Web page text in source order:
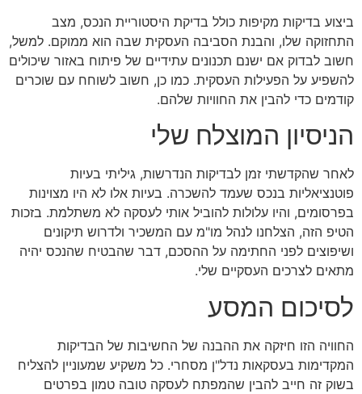
ביצוע בדיקות מקיפות כולל בדיקת היסטוריית הנכס, מצב
התחזוקה שלו, והבנת הסביבה העסקית שבה הוא ממוקם. למשל,
חשוב לבדוק אם ישנם תכנונים עתידיים של פיתוח באזור שיכולים
להשפיע על הפעילות העסקית. כמו כן, חשוב לשוחח עם שוכרים
קודמים כדי להבין את החוויות שלהם.
הניסיון המוצלח שלי
לאחר שהקדשתי זמן לבדיקות הנדרשות, גיליתי בעיות
פוטנציאליות בנכס שעמד להשכרה. בעיות אלו לא היו מצוינות
בפרסומים, והיו עלולות להוביל אותי לעסקה לא משתלמת. בזכות
הטיפ הזה, הצלחנו לנהל מו"מ עם המשכיר ולדרוש תיקונים
ושיפוצים לפני החתימה על ההסכם, דבר שהבטיח שהנכס יהיה
מתאים לצרכים העסקיים שלי.
לסיכום המסע
החוויה הזו חיזקה את ההבנה של החשיבות של הבדיקות
המקדימות בעסקאות נדל"ן מסחרי. כל משקיע שמעוניין להצליח
בשוק זה חייב להבין שהמפתח לעסקה טובה טמון בפרטים